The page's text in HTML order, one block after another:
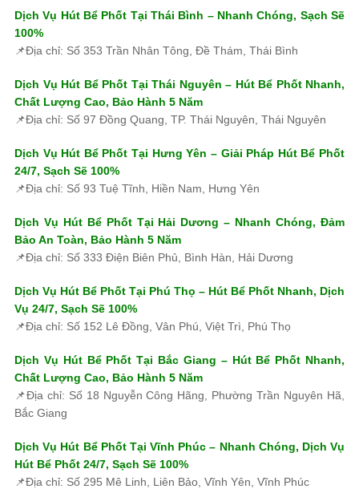
Dịch Vụ Hút Bể Phốt Tại Thái Bình – Nhanh Chóng, Sạch Sẽ
100%
📌Địa chỉ: Số 353 Trần Nhân Tông, Đề Thám, Thái Bình
Dịch Vụ Hút Bể Phốt Tại Thái Nguyên – Hút Bể Phốt Nhanh,
Chất Lượng Cao, Bảo Hành 5 Năm
📌Địa chỉ: Số 97 Đồng Quang, TP. Thái Nguyên, Thái Nguyên
Dịch Vụ Hút Bể Phốt Tại Hưng Yên – Giải Pháp Hút Bể Phốt
24/7, Sạch Sẽ 100%
📌Địa chỉ: Số 93 Tuệ Tĩnh, Hiền Nam, Hưng Yên
Dịch Vụ Hút Bể Phốt Tại Hải Dương – Nhanh Chóng, Đảm
Bảo An Toàn, Bảo Hành 5 Năm
📌Địa chỉ: Số 333 Điện Biên Phủ, Bình Hàn, Hải Dương
Dịch Vụ Hút Bể Phốt Tại Phú Thọ – Hút Bể Phốt Nhanh, Dịch
Vụ 24/7, Sạch Sẽ 100%
📌Địa chỉ: Số 152 Lê Đồng, Vân Phú, Việt Trì, Phú Thọ
Dịch Vụ Hút Bể Phốt Tại Bắc Giang – Hút Bể Phốt Nhanh,
Chất Lượng Cao, Bảo Hành 5 Năm
📌Địa chỉ: Số 18 Nguyễn Công Hãng, Phường Trần Nguyên Hã,
Bắc Giang
Dịch Vụ Hút Bể Phốt Tại Vĩnh Phúc – Nhanh Chóng, Dịch Vụ
Hút Bể Phốt 24/7, Sạch Sẽ 100%
📌Địa chỉ: Số 295 Mê Linh, Liên Bảo, Vĩnh Yên, Vĩnh Phúc